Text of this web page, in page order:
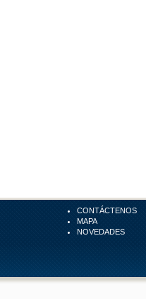
CONTÁCTENOS
MAPA
NOVEDADES